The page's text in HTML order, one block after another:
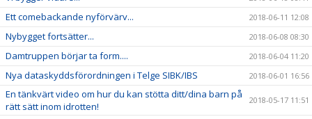
Ett comebackande nyförvärv... 2018-06-11 12:08
Nybygget fortsätter... 2018-06-08 08:30
Damtruppen börjar ta form.... 2018-06-04 11:20
Nya dataskyddsförordningen i Telge SIBK/IBS 2018-06-01 16:56
En tänkvärt video om hur du kan stötta ditt/dina barn på
rätt sätt inom idrotten!
2018-05-17 11:51